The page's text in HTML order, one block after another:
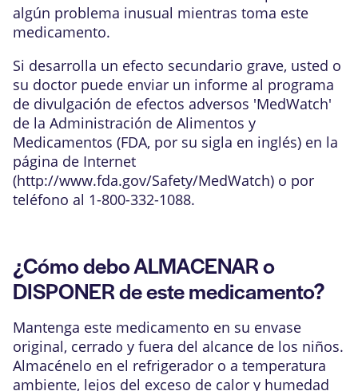
algún problema inusual mientras toma este
medicamento.
Si desarrolla un efecto secundario grave, usted o
su doctor puede enviar un informe al programa
de divulgación de efectos adversos 'MedWatch'
de la Administración de Alimentos y
Medicamentos (FDA, por su sigla en inglés) en la
página de Internet
(http://www.fda.gov/Safety/MedWatch) o por
teléfono al 1-800-332-1088.
¿Cómo debo ALMACENAR o
DISPONER de este medicamento?
Mantenga este medicamento en su envase
original, cerrado y fuera del alcance de los niños.
Almacénelo en el refrigerador o a temperatura
ambiente, lejos del exceso de calor y humedad